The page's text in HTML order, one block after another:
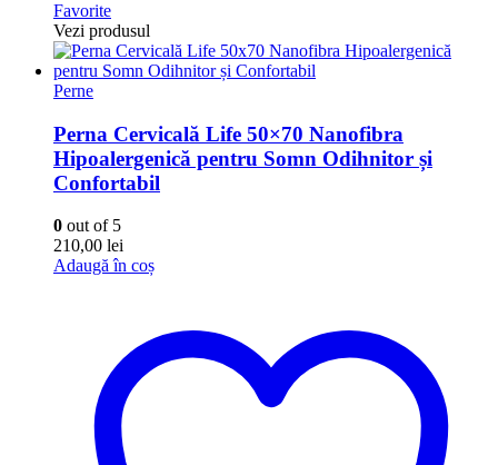
Favorite
Vezi produsul
Perne
Perna Cervicală Life 50×70 Nanofibra
Hipoalergenică pentru Somn Odihnitor și
Confortabil
0 out of 5
210,00 lei
Adaugă în coș